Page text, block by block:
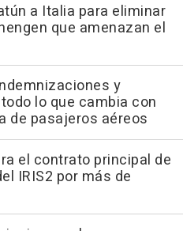
a Italia para eliminar
que amenazan el
y
lo que cambia con
de pasajeros aéreos
el contrato principal de
IRIS2 por más de